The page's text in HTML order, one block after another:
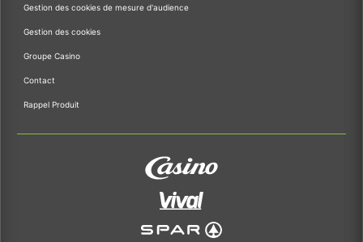
Gestion des cookies de mesure d'audience
Gestion des cookies
Groupe Casino
Contact
Rappel Produit